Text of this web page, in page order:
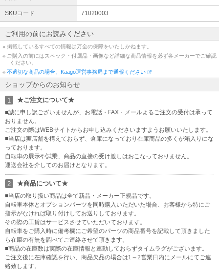
SKUコード 71020003
ご利用の前にお読みください
※ 掲載しているすべての情報は万全の保障をいたしかねます。
※ ご購入の前にはスペック・付属品・画像など詳細な商品情報を必ず各メーカーでご確認
ください。
※ 不適切な商品の場合、Kaago運営事務局まで通報ください
ショップからのお知らせ
1 ★ご注文について★
■誠に申し訳ございませんが、お電話・FAX・メールよるご注文の受付は承って
おりません。
ご注文の際はWEBサイトからお申し込みくださいますようお願いいたします。
■当店は実店舗を構えておらず、倉庫になっており在庫商品の多くが箱入りにな
っております。
自転車の展示や試乗、商品の直接の受け渡しはおこなっておりません。
運送会社を介してのお届けとなります。
2 ★商品について★
■当店の取り扱い商品は全て新品・メーカー正規品です。
自転車本体とオプションパーツを同時購入いただいた場合、お客様から特にご
指示がなければ取り付けしてお送りしております。
その際の工賃はサービスさせていただいております。
自転車をご購入時に備考欄にご希望のパーツの商品番号を記載して頂きました
ら在庫の有無を調べてご連絡させて頂きます。
■商品の在庫数は実際の在庫情報と連動しておらずタイムラグがございます。
ご注文後に在庫確認を行い、商品欠品の場合は1～2営業日内にメールにてご連
絡致します。